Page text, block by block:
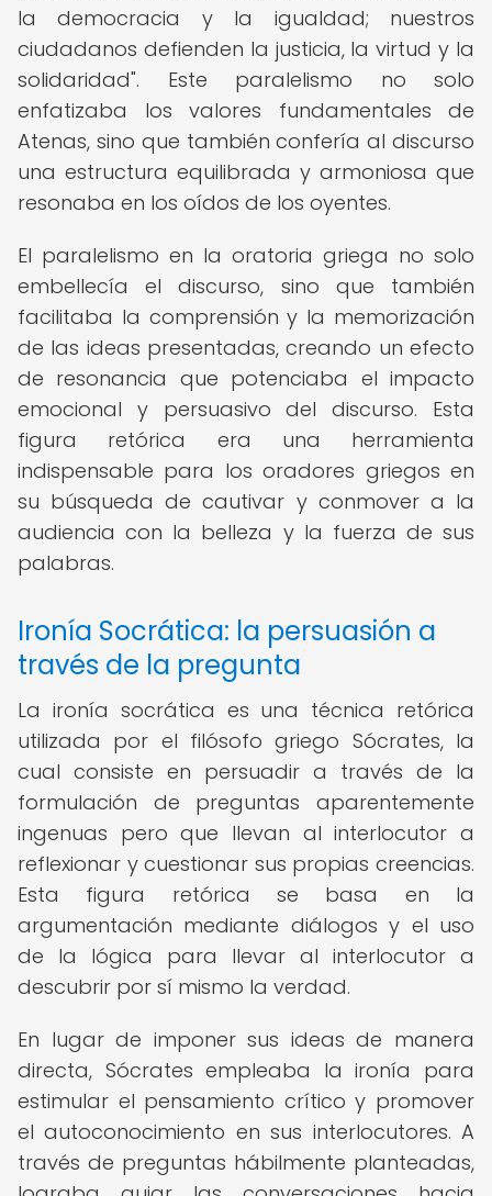
la democracia y la igualdad; nuestros
ciudadanos defienden la justicia, la virtud y la
solidaridad". Este paralelismo no solo
enfatizaba los valores fundamentales de
Atenas, sino que también confería al discurso
una estructura equilibrada y armoniosa que
resonaba en los oídos de los oyentes.
El paralelismo en la oratoria griega no solo
embellecía el discurso, sino que también
facilitaba la comprensión y la memorización
de las ideas presentadas, creando un efecto
de resonancia que potenciaba el impacto
emocional y persuasivo del discurso. Esta
figura retórica era una herramienta
indispensable para los oradores griegos en
su búsqueda de cautivar y conmover a la
audiencia con la belleza y la fuerza de sus
palabras.
Ironía Socrática: la persuasión a
través de la pregunta
La ironía socrática es una técnica retórica
utilizada por el filósofo griego Sócrates, la
cual consiste en persuadir a través de la
formulación de preguntas aparentemente
ingenuas pero que llevan al interlocutor a
reflexionar y cuestionar sus propias creencias.
Esta figura retórica se basa en la
argumentación mediante diálogos y el uso
de la lógica para llevar al interlocutor a
descubrir por sí mismo la verdad.
En lugar de imponer sus ideas de manera
directa, Sócrates empleaba la ironía para
estimular el pensamiento crítico y promover
el autoconocimiento en sus interlocutores. A
través de preguntas hábilmente planteadas,